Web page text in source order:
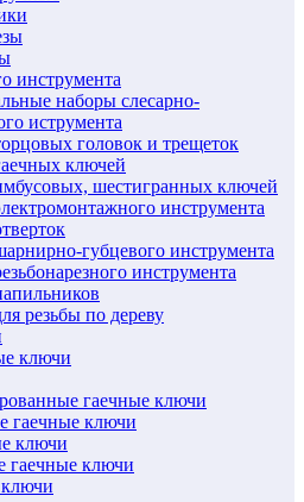
инструмента
наборы слесарно-
иструмента
головок и трещеток
ключей
шестигранных ключей
инструмента
губцевого инструмента
инструмента
резьбы по дереву
ключи
гаечные ключи
гаечные ключи
ключи
гаечные ключи